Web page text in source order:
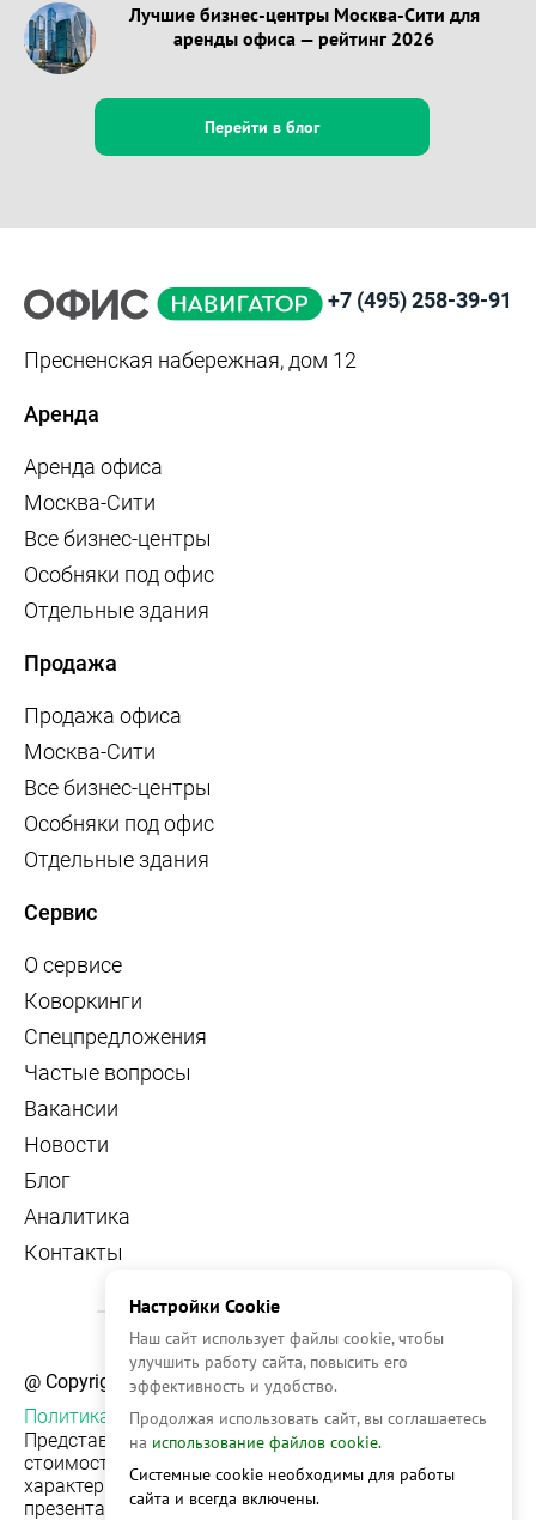
Лучшие бизнес-центры Москва-Сити для
аренды офиса — рейтинг 2026
Перейти в блог
+7 (495) 258-39-91
Пресненская набережная, дом 12
Аренда
Аренда офиса
Москва-Сити
Все бизнес-центры
Особняки под офис
Отдельные здания
Продажа
Продажа офиса
Москва-Сити
Все бизнес-центры
Особняки под офис
Отдельные здания
Сервис
О сервисе
Коворкинги
Спецпредложения
Частые вопросы
Вакансии
Новости
Блог
Аналитика
Контакты
@ Copyright, 2026 OFFICE NAVIGATOR
Политика конфиденциальности
Представленная на сайте информация, в т.ч.
стоимости объектов, носит информационный
характер и не является публичной офертой. Условия
презентации объекта недвижимости на сервисе
Настройки Cookie
Наш сайт использует файлы cookie, чтобы
улучшить работу сайта, повысить его
эффективность и удобство.
Продолжая использовать сайт, вы соглашаетесь
на использование файлов cookie.
Системные cookie необходимы для работы
сайта и всегда включены.